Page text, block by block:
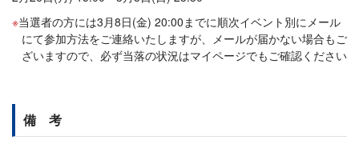
当選者の方には3月8日(金) 20:00までに順次イベント別にメール
にて参加方法をご連絡いたしますが、メールが届かない場合もご
ざいますので、必ず当落の状況はマイページでもご確認ください
備 考